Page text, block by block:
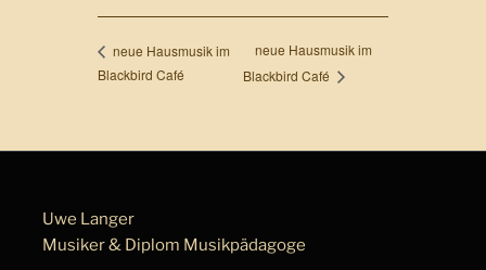
neue Hausmusik im
Blackbird Café
neue Hausmusik im
Blackbird Café
Uwe Langer
Musiker & Diplom Musik­pä­da­go­ge